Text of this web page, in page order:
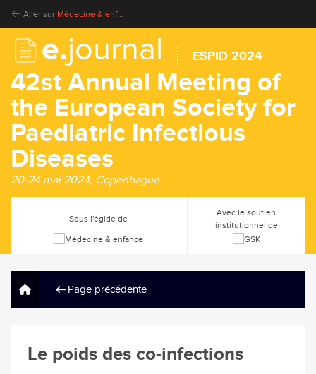
Aller sur Médecine & enfance
e.journal ESPID 2024
42st Annual Meeting of
the European Society for
Paediatric Infectious
Diseases
20-24 mai 2024, Copenhague
Sous l'égide de
Avec le soutien
institutionnel de
Page précédente
Le poids des co-infections